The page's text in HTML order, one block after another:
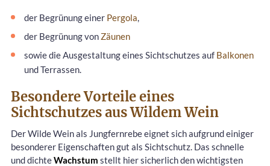
der Begrünung einer Pergola,
der Begrünung von Zäunen
sowie die Ausgestaltung eines Sichtschutzes auf Balkonen
und Terrassen.
Besondere Vorteile eines
Sichtschutzes aus Wildem Wein
Der Wilde Wein als Jungfernrebe eignet sich aufgrund einiger
besonderer Eigenschaften gut als Sichtschutz. Das schnelle
und dichteWachstum stellt hier sicherlich den wichtigsten